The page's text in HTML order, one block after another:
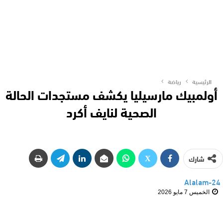
الرئيسية رياضة
أولمبيك مارسيليا يكشف مستجدات الحالة
الصحية لنايف أكرد
شارك
Alalam-24
الخميس 7 مايو 2026